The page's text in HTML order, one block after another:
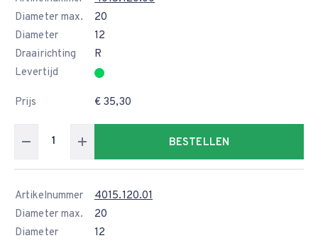
Diameter max.
20
Diameter
12
Draairichting
R
Levertijd
Prijs € 35,30
BESTELLEN
Artikelnummer
4015.120.01
Diameter max.
20
Diameter
12